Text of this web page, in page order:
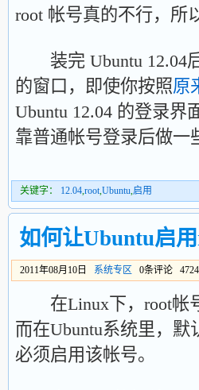
root 帐号真的不行，所
装完 Ubuntu 12.04
的窗口，即使你按照原
Ubuntu 12.04 的登录
靠普通帐号登录后做一
关键字： 12.04,root,Ubuntu,启用
如何让Ubuntu启
2011年08月10日 系统专区 0条评论
在Linux下，root帐号
而在Ubuntu系统里，
必须启用该帐号。